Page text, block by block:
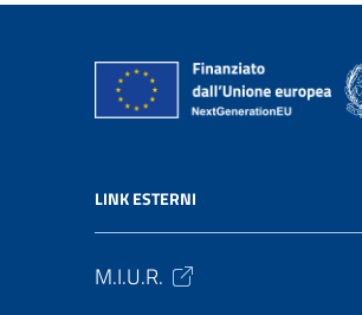
LINK ESTERNI
M.I.U.R.